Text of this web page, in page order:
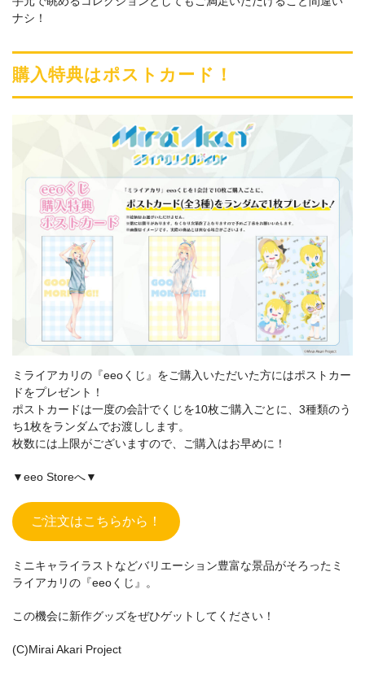
ナシ！
購入特典はポストカード！
ミライアカリの『eeoくじ』をご購入いただいた方にはポストカー
ドをプレゼント！
ポストカードは一度の会計でくじを10枚ご購入ごとに、3種類のう
ち1枚をランダムでお渡しします。
枚数には上限がございますので、ご購入はお早めに！
▼eeo Storeへ▼
ご注文はこちらから！
ミニキャライラストなどバリエーション豊富な景品がそろったミ
ライアカリの『eeoくじ』。
この機会に新作グッズをぜひゲットしてください！
(C)Mirai Akari Project